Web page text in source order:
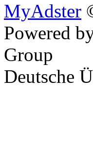
MyAdster
Powered
Group
Deutsche